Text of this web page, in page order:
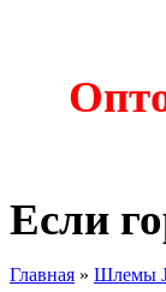
Если
Главная » Шлемы